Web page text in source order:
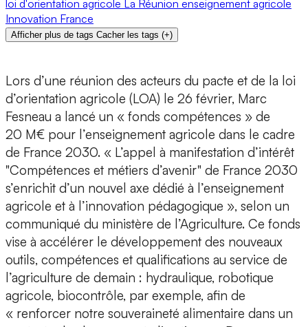
loi d'orientation agricole La Réunion enseignement agricole
Innovation France
Afficher plus de tags Cacher les tags (+)
Lors d’une réunion des acteurs du pacte et de la loi
d’orientation agricole (LOA) le 26 février, Marc
Fesneau a lancé un « fonds compétences » de
20 M€ pour l’enseignement agricole dans le cadre
de France 2030. « L’appel à manifestation d’intérêt
"Compétences et métiers d’avenir" de France 2030
s’enrichit d’un nouvel axe dédié à l’enseignement
agricole et à l’innovation pédagogique », selon un
communiqué du ministère de l’Agriculture. Ce fonds
vise à accélérer le développement des nouveaux
outils, compétences et qualifications au service de
l’agriculture de demain : hydraulique, robotique
agricole, biocontrôle, par exemple, afin de
« renforcer notre souveraineté alimentaire dans un